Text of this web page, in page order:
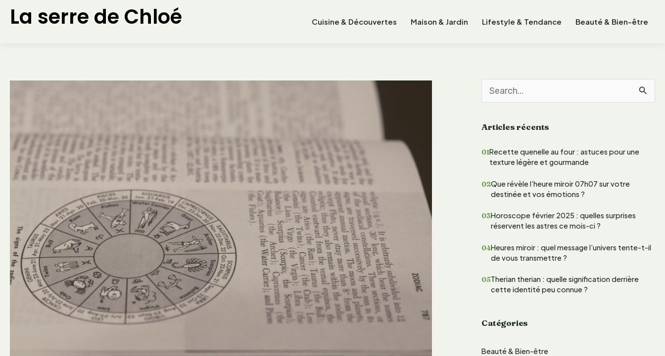
contenu
La serre de Chloé Cuisine & Découvertes Maison & Jardin Lifestyle & Tendance Beauté & Bien-être
c
r
h
r
Articles récents
Recette quenelle au four : astuces pour une
texture légère et gourmande
Que révèle l’heure miroir 07h07 sur votre
destinée et vos émotions ?
Horoscope février 2025 : quelles surprises
réservent les astres ce mois-ci ?
Heures miroir : quel message l’univers tente-t-il
de vous transmettre ?
Therian therian : quelle signification derrière
cette identité peu connue ?
Catégories
Beauté & Bien-être